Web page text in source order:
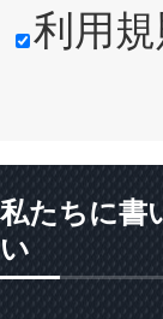
利用
私たちに書
い